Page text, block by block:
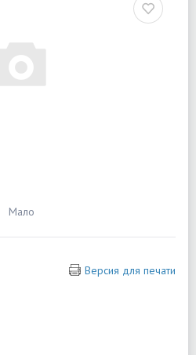
Мало
Версия для печати